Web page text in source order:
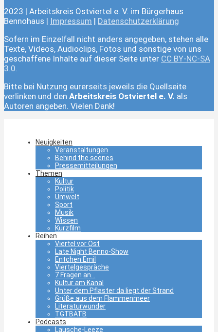
2023 | Arbeitskreis Ostviertel e. V. im Bürgerhaus
Bennohaus | Impressum | Datenschutzerklärung
Sofern im Einzelfall nicht anders angegeben, stehen alle
Texte, Videos, Audioclips, Fotos und sonstige von uns
geschaffene Inhalte auf dieser Seite unter CC BY-NC-SA
3.0.
Bitte bei Nutzung eurerseits jeweils die Quellseite
verlinken und den Arbeitskreis Ostviertel e. V. als
Autoren angeben. Vielen Dank!
Neuigkeiten
Veranstaltungen
Behind the scenes
Pressemitteilungen
Themen
Kultur
Politik
Umwelt
Sport
Musik
Wissen
Kurzfilm
Reihen
Viertel vor Ost
Late Night Benno-Show
Entchen Emil
Viertelgespräche
7 Fragen an…
Kultur am Kanal
Unter dem Pflaster da liegt der Strand
Grüße aus dem Flammenmeer
Literaturwunder
TGTBATB
Podcasts
Lausche-Leeze